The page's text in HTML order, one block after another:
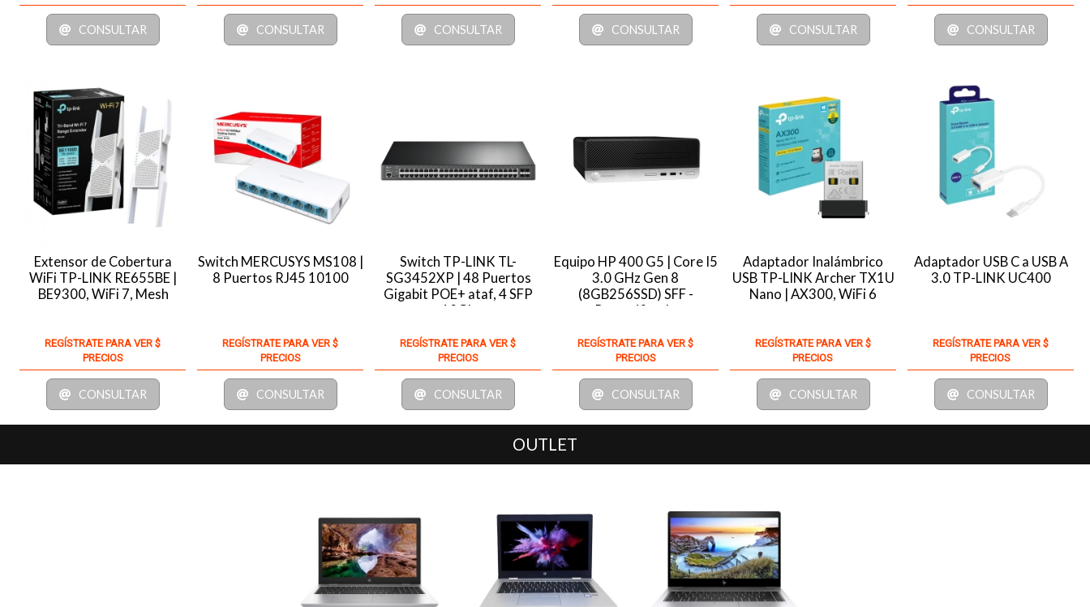
CONSULTAR CONSULTAR CONSULTAR CONSULTAR CONSULTAR CONSULTAR
Extensor de Cobertura
WiFi TP-LINK RE655BE |
BE9300, WiFi 7, Mesh
REGÍSTRATE PARA VER $
PRECIOS
CONSULTAR
Switch MERCUSYS MS108 |
8 Puertos RJ45 10100
REGÍSTRATE PARA VER $
PRECIOS
CONSULTAR
Switch TP-LINK TL-
SG3452XP | 48 Puertos
Gigabit POE+ ataf, 4 SFP
10Gb
REGÍSTRATE PARA VER $
PRECIOS
CONSULTAR
Equipo HP 400 G5 | Core I5
3.0 GHz Gen 8
(8GB256SSD) SFF -
Recertificado
REGÍSTRATE PARA VER $
PRECIOS
CONSULTAR
Adaptador Inalámbrico
USB TP-LINK Archer TX1U
Nano | AX300, WiFi 6
REGÍSTRATE PARA VER $
PRECIOS
CONSULTAR
Adaptador USB C a USB A
3.0 TP-LINK UC400
REGÍSTRATE PARA VER $
PRECIOS
CONSULTAR
OUTLET